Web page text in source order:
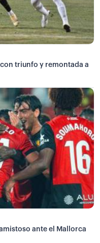
con triunfo y remontada a
ante el Mallorca